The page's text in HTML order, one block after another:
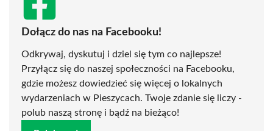
Dołącz do nas na Facebooku!
Odkrywaj, dyskutuj i dziel się tym co najlepsze!
Przyłącz się do naszej społeczności na Facebooku,
gdzie możesz dowiedzieć się więcej o lokalnych
wydarzeniach w Pieszycach. Twoje zdanie się liczy -
polub naszą stronę i bądź na bieżąco!